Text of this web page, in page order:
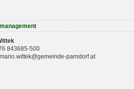
843685-500
parndorf.at